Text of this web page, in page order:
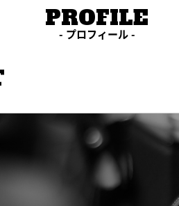
PROFILE
プロフィール